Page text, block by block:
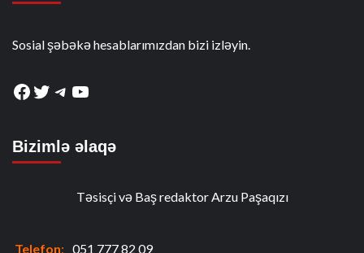
Sosial şəbəkə hesablarımızdan bizi izləyin.
Facebook
Twitter
Telegram
YouTube
Bizimlə əlaqə
Təsisçi və Baş redaktor Arzu Paşaqızı
Telefon: 051 777 82 09